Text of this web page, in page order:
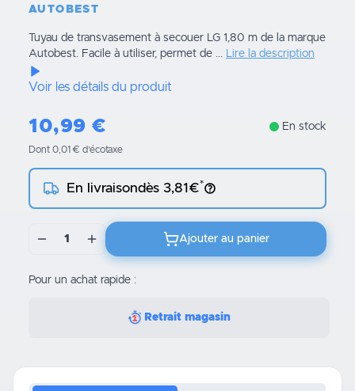
AUTOBEST
Tuyau de transvasement à secouer LG 1,80 m de la marque
Autobest. Facile à utiliser, permet de ... Lire la description
Voir les détails du produit
10,99 € En stock
Dont 0,01 € d’écotaxe
En livraisondès 3,81€*
1 Ajouter au panier
Pour un achat rapide :
Retrait magasin